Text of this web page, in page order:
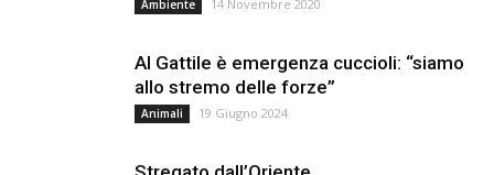
Ambiente 14 Novembre 2020
Al Gattile è emergenza cuccioli: “siamo
allo stremo delle forze”
Animali 19 Giugno 2024